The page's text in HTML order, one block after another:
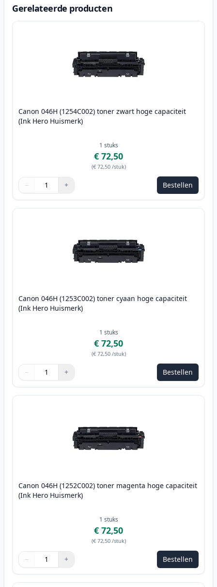
Gerelateerde producten
Canon 046H (1254C002) toner zwart hoge capaciteit
(Ink Hero Huismerk)
1 stuks
€ 72,50
(€ 72,50 /stuk)
Aantal
Gebruik de knoppen om aan te passen
− +
Aantal 1 Bestellen
Canon 046H (1253C002) toner cyaan hoge capaciteit
(Ink Hero Huismerk)
1 stuks
€ 72,50
(€ 72,50 /stuk)
Aantal
Gebruik de knoppen om aan te passen
− +
Aantal 1 Bestellen
Canon 046H (1252C002) toner magenta hoge capaciteit
(Ink Hero Huismerk)
1 stuks
€ 72,50
(€ 72,50 /stuk)
Aantal
Gebruik de knoppen om aan te passen
− +
Aantal 1 Bestellen